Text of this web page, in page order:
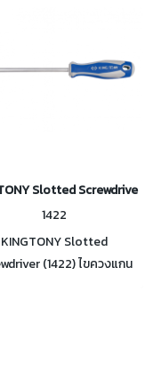
กนกลม ปากแฉก(ยุโรป) PZ
Slotted Screwdriver ไ
1422
KINGTONY Slotted
(1422) ไขควงแกน